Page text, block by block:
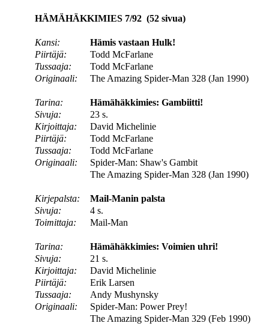
HÄMÄHÄKKIMIES 7/92 (52 sivua)
Kansi:
Hämis vastaan Hulk!
Piirtäjä:
Todd McFarlane
Tussaaja:
Todd McFarlane
Originaali:
The Amazing Spider-Man 328 (Jan 1990)
Tarina:
Hämähäkkimies: Gambiitti!
Sivuja:
23 s.
Kirjoittaja:
David Michelinie
Piirtäjä:
Todd McFarlane
Tussaaja:
Todd McFarlane
Originaali:
Spider-Man: Shaw's Gambit
The Amazing Spider-Man 328 (Jan 1990)
Kirjepalsta:
Mail-Manin palsta
Sivuja:
4 s.
Toimittaja:
Mail-Man
Tarina:
Hämähäkkimies: Voimien uhri!
Sivuja:
21 s.
Kirjoittaja:
David Michelinie
Piirtäjä:
Erik Larsen
Tussaaja:
Andy Mushynsky
Originaali:
Spider-Man: Power Prey!
The Amazing Spider-Man 329 (Feb 1990)